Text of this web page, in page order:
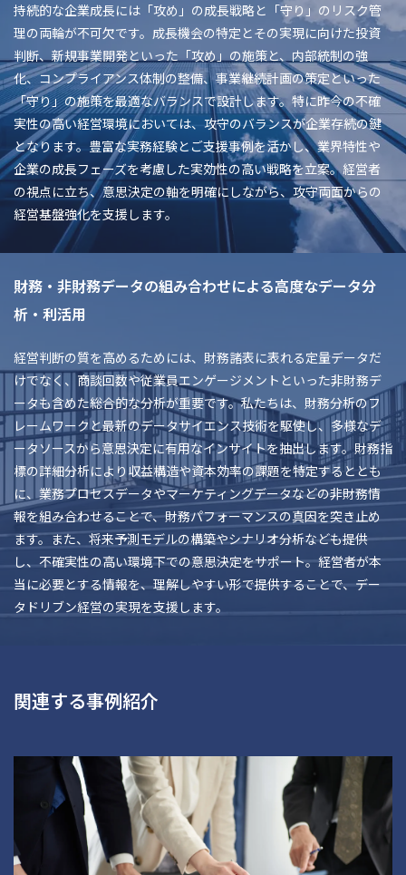
持続的な企業成長には「攻め」の成長戦略と「守り」のリスク管
理の両輪が不可欠です。成長機会の特定とその実現に向けた投資
判断、新規事業開発といった「攻め」の施策と、内部統制の強
化、コンプライアンス体制の整備、事業継続計画の策定といった
「守り」の施策を最適なバランスで設計します。特に昨今の不確
実性の高い経営環境においては、攻守のバランスが企業存続の鍵
となります。豊富な実務経験とご支援事例を活かし、業界特性や
企業の成長フェーズを考慮した実効性の高い戦略を立案。経営者
の視点に立ち、意思決定の軸を明確にしながら、攻守両面からの
経営基盤強化を支援します。
財務・非財務データの組み合わせによる高度なデータ分
析・利活用
経営判断の質を高めるためには、財務諸表に表れる定量データだ
けでなく、商談回数や従業員エンゲージメントといった非財務デ
ータも含めた総合的な分析が重要です。私たちは、財務分析のフ
レームワークと最新のデータサイエンス技術を駆使し、多様なデ
ータソースから意思決定に有用なインサイトを抽出します。財務指
標の詳細分析により収益構造や資本効率の課題を特定するととも
に、業務プロセスデータやマーケティングデータなどの非財務情
報を組み合わせることで、財務パフォーマンスの真因を突き止め
ます。また、将来予測モデルの構築やシナリオ分析なども提供
し、不確実性の高い環境下での意思決定をサポート。経営者が本
当に必要とする情報を、理解しやすい形で提供することで、デー
タドリブン経営の実現を支援します。
関連する事例紹介